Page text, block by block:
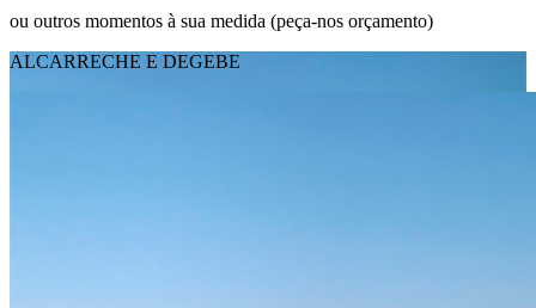
ou outros momentos à sua medida (peça-nos orçamento)
ALCARRECHE E DEGEBE